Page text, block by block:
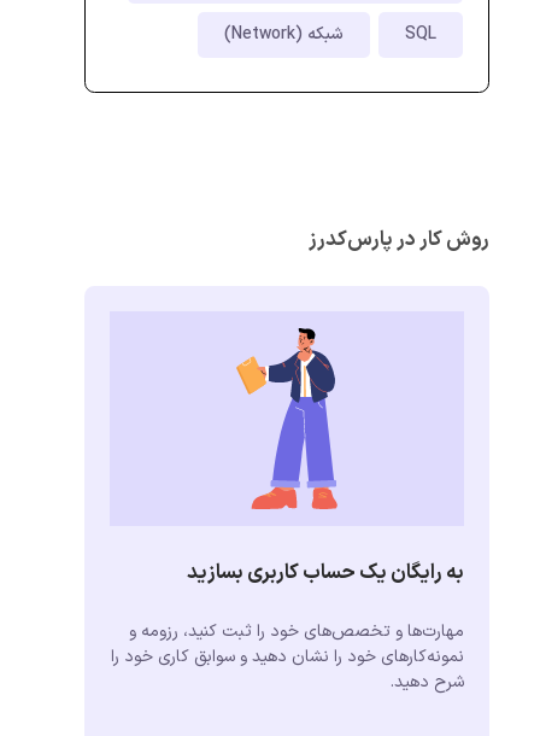
SQL شبکه (Network)
روش کار در پارس‌کدرز
به رایگان یک حساب کاربری بسازید
مهارت‌ها و تخصص‌های خود را ثبت کنید، رزومه و
نمونه‌کارهای خود را نشان دهید و سوابق کاری خود را
شرح دهید.